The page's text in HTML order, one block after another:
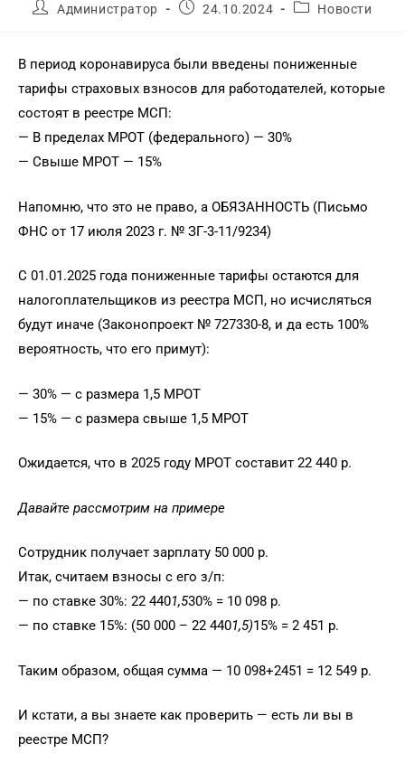
Администратор 24.10.2024 Новости
В период коронавируса были введены пониженные
тарифы страховых взносов для работодателей, которые
состоят в реестре МСП:
— В пределах МРОТ (федерального) — 30%
— Свыше МРОТ — 15%
Напомню, что это не право, а ОБЯЗАННОСТЬ (Письмо
ФНС от 17 июля 2023 г. № ЗГ-3-11/9234)
С 01.01.2025 года пониженные тарифы остаются для
налогоплательщиков из реестра МСП, но исчисляться
будут иначе (Законопроект № 727330-8, и да есть 100%
вероятность, что его примут):
— 30% — с размера 1,5 МРОТ
— 15% — с размера свыше 1,5 МРОТ
Ожидается, что в 2025 году МРОТ составит 22 440 р.
Давайте рассмотрим на примере
Сотрудник получает зарплату 50 000 р.
Итак, считаем взносы с его з/п:
— по ставке 30%: 22 4401,530% = 10 098 р.
— по ставке 15%: (50 000 – 22 4401,5)15% = 2 451 р.
Таким образом, общая сумма — 10 098+2451 = 12 549 р.
И кстати, а вы знаете как проверить — есть ли вы в
реестре МСП?